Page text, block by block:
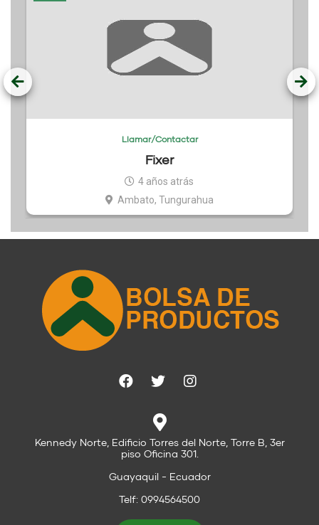
Llamar/Contactar
Fixer
4 años atrás
Ambato, Tungurahua
Kennedy Norte, Edificio Torres del Norte, Torre B, 3er
piso Oficina 301.
Guayaquil - Ecuador
Telf: 0994564500